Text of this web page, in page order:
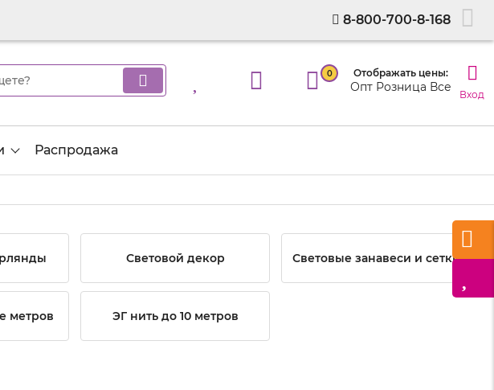
8-800-700-8-168
0 Отображать цены:
Опт Розница Все Вход
Распродажа
Световой декор Световые занавеси и сетки
метров ЭГ нить до 10 метров